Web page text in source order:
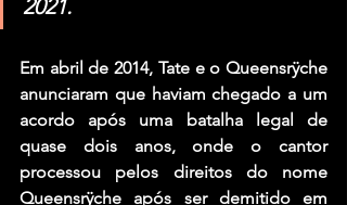
2021.
Em abril de 2014, Tate e o Queensrÿche
anunciaram que haviam chegado a um
acordo após uma batalha legal de
quase dois anos, onde o cantor
processou pelos direitos do nome
Queensrÿche após ser demitido em